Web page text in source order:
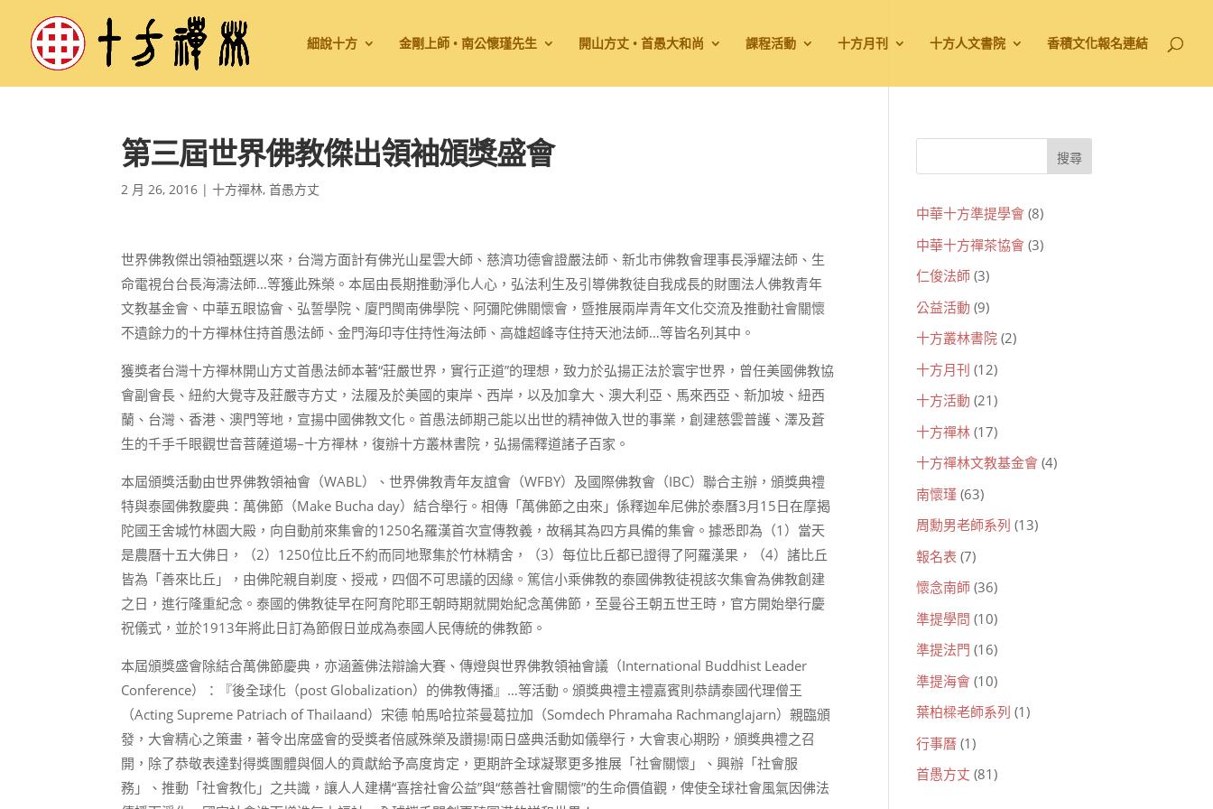
細說十方 金剛上師 • 南公懷瑾先生 開山方丈 • 首愚大和尚 課程活動 十方月刊 十方人文書院 香積文化報名連結
第三屆世界佛教傑出領袖頒獎盛會
2 月 26, 2016 |十方禪林,首愚方丈
世界佛教傑出領袖甄選以來，台灣方面計有佛光山星雲大師、慈濟功德會證嚴法師、新北市佛教會理事長淨耀法師、生
命電視台台長海濤法師…等獲此殊榮。本屆由長期推動淨化人心，弘法利生及引導佛教徒自我成長的財團法人佛教青年
文教基金會、中華五眼協會、弘誓學院、廈門閩南佛學院、阿彌陀佛關懷會，暨推展兩岸青年文化交流及推動社會關懷
不遺餘力的十方禪林住持首愚法師、金門海印寺住持性海法師、高雄超峰寺住持天池法師…等皆名列其中。
獲獎者台灣十方禪林開山方丈首愚法師本著“莊嚴世界，實行正道”的理想，致力於弘揚正法於寰宇世界，曾任美國佛教協
會副會長、紐約大覺寺及莊嚴寺方丈，法履及於美國的東岸、西岸，以及加拿大、澳大利亞、馬來西亞、新加坡、紐西
蘭、台灣、香港、澳門等地，宣揚中國佛教文化。首愚法師期己能以出世的精神做入世的事業，創建慈雲普護、澤及蒼
生的千手千眼觀世音菩薩道場–十方禪林，復辦十方叢林書院，弘揚儒釋道諸子百家。
本屆頒獎活動由世界佛教領袖會（WABL）、世界佛教青年友誼會（WFBY）及國際佛教會（IBC）聯合主辦，頒獎典禮
特與泰國佛教慶典：萬佛節（Make Bucha day）結合舉行。相傳「萬佛節之由來」係釋迦牟尼佛於泰曆3月15日在摩揭
陀國王舍城竹林園大殿，向自動前來集會的1250名羅漢首次宣傳教義，故稱其為四方具備的集會。據悉即為（1）當天
是農曆十五大佛日，（2）1250位比丘不約而同地聚集於竹林精舍，（3）每位比丘都已證得了阿羅漢果，（4）諸比丘
皆為「善來比丘」，由佛陀親自剃度、授戒，四個不可思議的因緣。篤信小乘佛教的泰國佛教徒視該次集會為佛教創建
之日，進行隆重紀念。泰國的佛教徒早在阿育陀耶王朝時期就開始紀念萬佛節，至曼谷王朝五世王時，官方開始舉行慶
祝儀式，並於1913年將此日訂為節假日並成為泰國人民傳統的佛教節。
本屆頒獎盛會除結合萬佛節慶典，亦涵蓋佛法辯論大賽、傳燈與世界佛教領袖會議（International Buddhist Leader
Conference）：『後全球化（post Globalization）的佛教傳播』…等活動。頒獎典禮主禮嘉賓則恭請泰國代理僧王
（Acting Supreme Patriach of Thailaand）宋德 帕馬哈拉茶曼葛拉加（Somdech Phramaha Rachmanglajarn）親臨頒
發，大會精心之策畫，著令出席盛會的受獎者倍感殊榮及讚揚!兩日盛典活動如儀舉行，大會衷心期盼，頒獎典禮之召
開，除了恭敬表達對得獎團體與個人的貢獻給予高度肯定，更期許全球凝聚更多推展「社會關懷」、興辦「社會服
務」、推動「社會教化」之共識，讓人人建構“喜捨社會公益”與“慈善社會關懷”的生命價值觀，俾使全球社會風氣因佛法
中華十方準提學會 (8)
中華十方禪茶協會 (3)
仁俊法師 (3)
公益活動 (9)
十方叢林書院 (2)
十方月刊 (12)
十方活動 (21)
十方禪林 (17)
十方禪林文教基金會 (4)
南懷瑾 (63)
周勳男老師系列 (13)
報名表 (7)
懷念南師 (36)
準提學問 (10)
準提法門 (16)
準提海會 (10)
葉柏樑老師系列 (1)
行事曆 (1)
首愚方丈 (81)